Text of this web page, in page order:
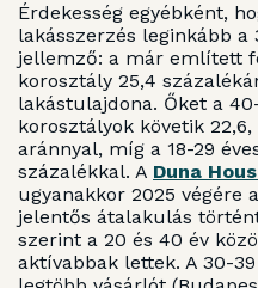
Érdekesség egyébként,
lakásszerzés leginkább a
jellemző: a már említett
korosztály 25,4
lakástulajdona. Őket a
korosztályok követik
aránnyal, míg a 18-29
százalékkal. A Duna
ugyanakkor 2025 végére
jelentős átalakulás
szerint a 20 és 40 év
aktívabbak lettek. A 30-